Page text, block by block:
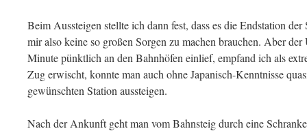
Beim Aussteigen stellte ich dann fest, dass es die Endstation
mir also keine so großen Sorgen zu machen brauchen. Aber
Minute pünktlich an den Bahnhöfen einlief, empfand ich als
Zug erwischt, konnte man auch ohne Japanisch-Kenntnisse
gewünschten Station aussteigen.
Nach der Ankunft geht man vom Bahnsteig durch eine